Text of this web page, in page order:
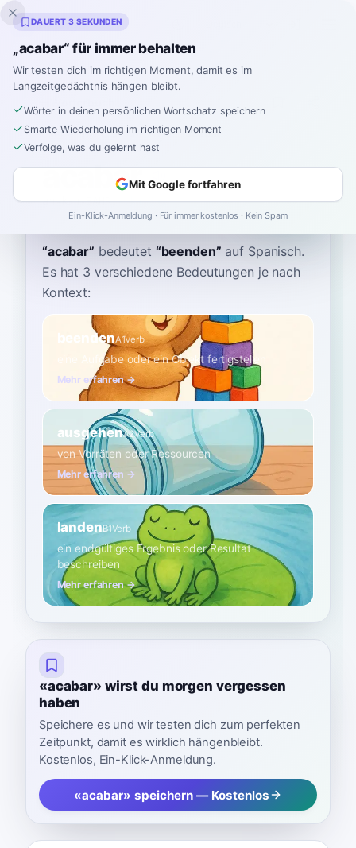
Inklingo
Startseite›Spanisch› Wörterbuch ›acabar
acabar
ah-kah-BAHR a.kaˈβaɾ
“acabar” bedeutet “beenden” auf Spanisch.
Es hat 3 verschiedene Bedeutungen je nach
Kontext:
beendenA1Verb
eine Aufgabe oder ein Objekt fertigstellen
Mehr erfahren →
ausgehenA2Verb
von Vorräten oder Ressourcen
Mehr erfahren →
landenB1Verb
ein endgültiges Ergebnis oder Resultat
beschreiben
Mehr erfahren →
«acabar» wirst du morgen vergessen
haben
Speichere es und wir testen dich zum perfekten
Zeitpunkt, damit es wirklich hängenbleibt.
Kostenlos, Ein-Klick-Anmeldung.
«acabar» speichern — Kostenlos
DAUERT 3 SEKUNDEN
„acabar“ für immer behalten
Wir testen dich im richtigen Moment, damit es im
Langzeitgedächtnis hängen bleibt.
Wörter in deinen persönlichen Wortschatz speichern
Smarte Wiederholung im richtigen Moment
Verfolge, was du gelernt hast
Mit Google fortfahren
Ein-Klick-Anmeldung · Für immer kostenlos · Kein Spam